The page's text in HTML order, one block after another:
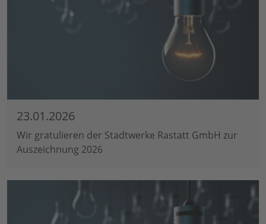
23.01.2026
Wir gratulieren der Stadtwerke Rastatt GmbH zur
Auszeichnung 2026